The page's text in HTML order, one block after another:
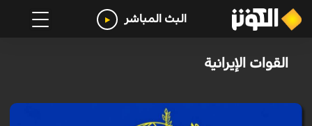
البث المباشر
القوات الإيرانية